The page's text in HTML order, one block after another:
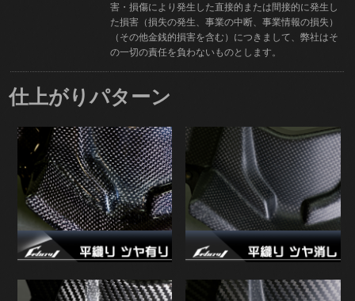
害・損傷により発生した直接的または間接的に発生し
た損害（損失の発生、事業の中断、事業情報の損失）
（その他金銭的損害を含む）につきまして、弊社はそ
の一切の責任を負わないものとします。
仕上がりパターン